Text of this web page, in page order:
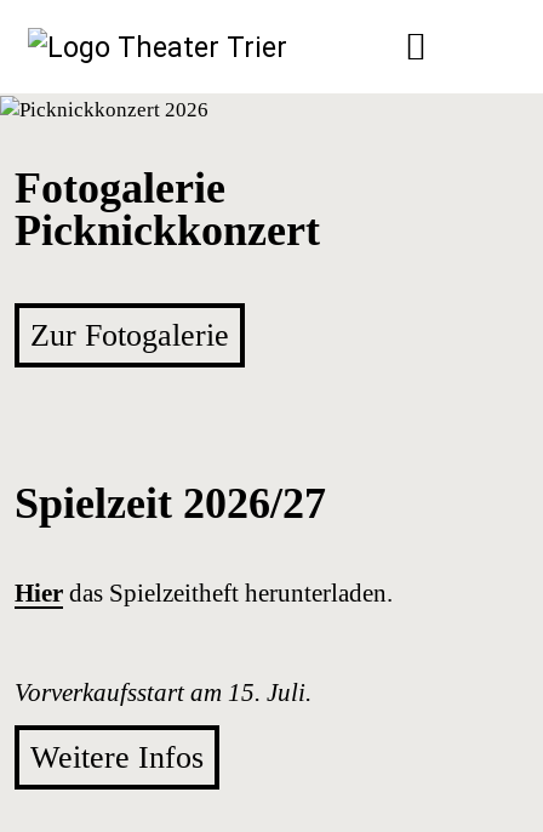
Fotogalerie
Picknickkonzert
Zur Fotogalerie
Spielzeit 2026/27
Hier das Spielzeitheft herunterladen.
Vorverkaufsstart am 15. Juli.
Weitere Infos